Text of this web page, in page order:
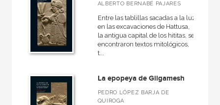
ALBERTO BERNABÉ PAJARES
Entre las tablillas sacadas a la luz
en las excavaciones de Hattusa,
la antigua capital de los hititas, se
encontraron textos mitológicos,
t...
La epopeya de Gilgamesh
PEDRO LÓPEZ BARJA DE
QUIROGA